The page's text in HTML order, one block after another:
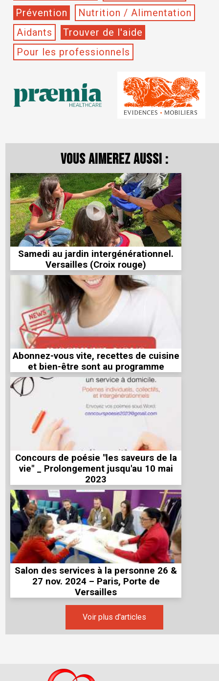
Prévention
Nutrition / Alimentation
Aidants
Trouver de l'aide
Pour les professionnels
Vous aimerez aussi :
Samedi au jardin intergénérationnel.
Versailles (Croix rouge)
Abonnez-vous vite, recettes de cuisine
et bien-être sont au programme
Concours de poésie "les saveurs de la
vie" _ Prolongement jusqu'au 10 mai
2023
Salon des services à la personne 26 &
27 nov. 2024 – Paris, Porte de
Versailles
Voir plus d'articles